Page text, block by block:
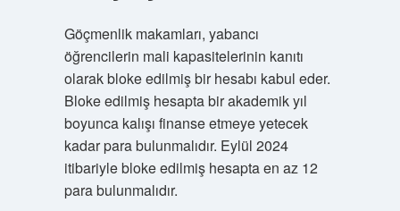
Göçmenlik makamları, yabancı
öğrencilerin mali kapasitelerinin kanıtı
olarak bloke edilmiş bir hesabı kabul eder.
Bloke edilmiş hesapta bir akademik yıl
boyunca kalışı finanse etmeye yetecek
kadar para bulunmalıdır. Eylül 2024
itibariyle bloke edilmiş hesapta en az 12
para bulunmalıdır.